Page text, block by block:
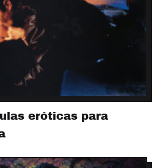
eróticas para